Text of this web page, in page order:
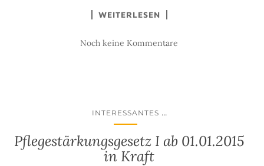
WEITERLESEN
Noch keine Kommentare
INTERESSANTES ...
Pflegestärkungsgesetz I ab 01.01.2015
in Kraft